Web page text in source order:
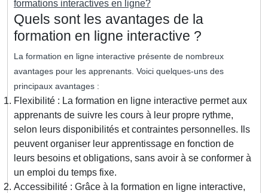
formations interactives en ligne?
Quels sont les avantages de la
formation en ligne interactive ?
La formation en ligne interactive présente de nombreux
avantages pour les apprenants. Voici quelques-uns des
principaux avantages :
Flexibilité : La formation en ligne interactive permet aux
apprenants de suivre les cours à leur propre rythme,
selon leurs disponibilités et contraintes personnelles. Ils
peuvent organiser leur apprentissage en fonction de
leurs besoins et obligations, sans avoir à se conformer à
un emploi du temps fixe.
Accessibilité : Grâce à la formation en ligne interactive,